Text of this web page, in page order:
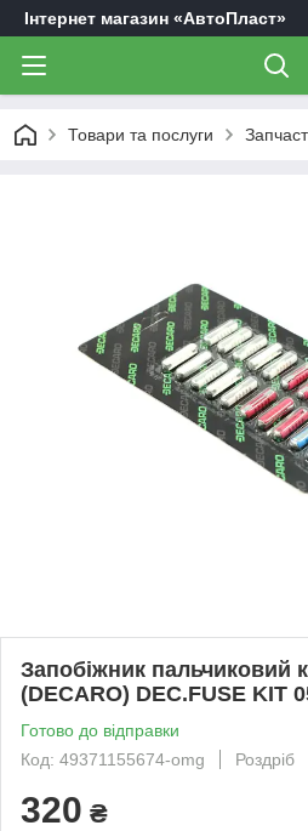
Інтернет магазин «АвтоПласт»
Товари та послуги
Запобіжник пальчиковий
(DECARO) DEC.FUSE KIT
Готово до відправки
Код: 49371155674-omg
Роздріб
320 ₴